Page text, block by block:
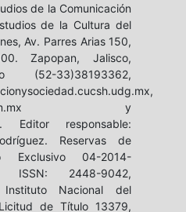
de la Comunicación
de la Cultura del
Av. Parres Arias 150,
Zapopan, Jalisco,
(52-33)38193362,
y
Editor responsable:
Reservas de
Exclusivo 04-2014-
ISSN: 2448-9042,
Nacional del
de Título 13379,